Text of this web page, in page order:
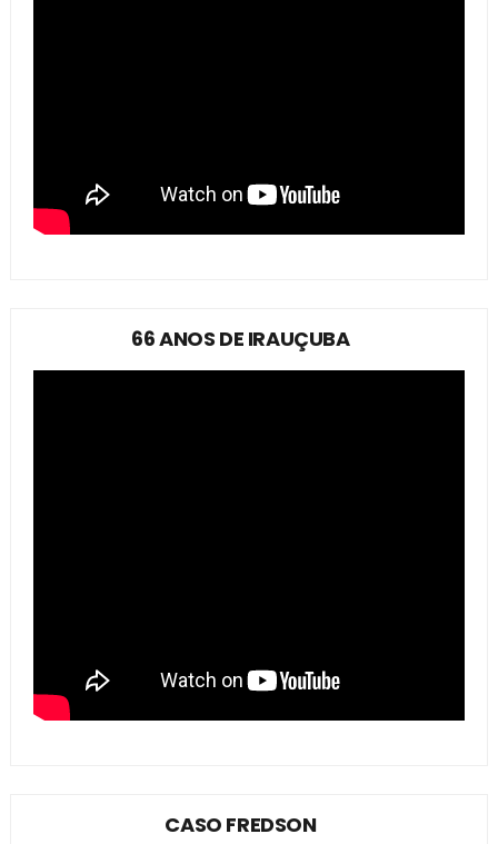
66 ANOS DE IRAUÇUBA
CASO FREDSON